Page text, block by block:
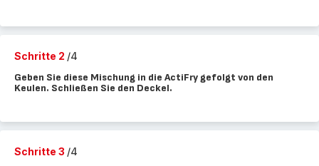
Schritte 2 /4
Geben Sie diese Mischung in die ActiFry gefolgt von den
Keulen. Schließen Sie den Deckel.
Schritte 3 /4